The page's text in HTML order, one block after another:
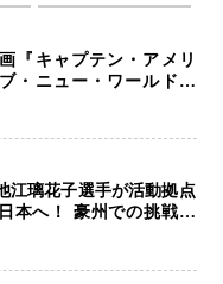
『キャプテン・アメリ
・ニュー・ワールド』
ウィドウ役のシラ・ハー
江璃花子選手が活動拠点
本へ！ 豪州での挑戦を
サンゼルス五輪へ再始動